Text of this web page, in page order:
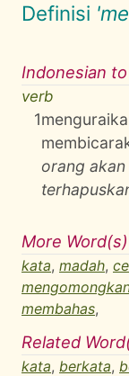
Definisi
Indonesian
verb
1
orang
More Word(s)
kata, madah,
membahas,
Related
kata, berkata,